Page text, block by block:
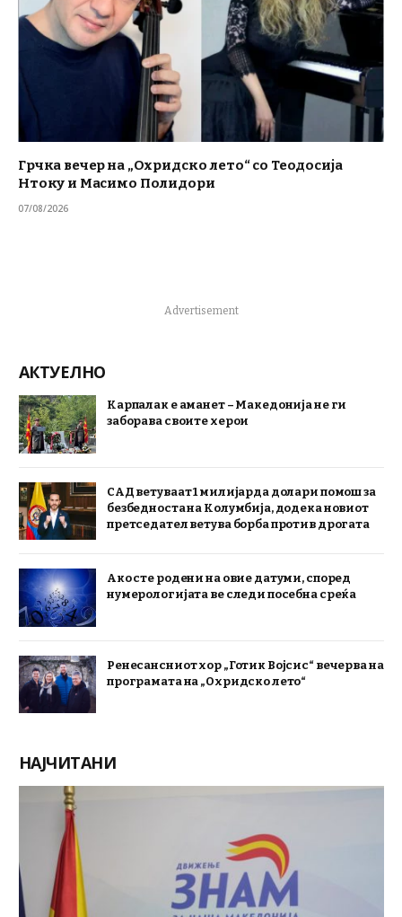
Грчка вечер на „Охридско лето“ со Теодосија
Нтоку и Масимо Полидори
07/08/2026
Advertisement
АКТУЕЛНО
Карпалак е аманет – Македонија не ги
заборава своите херои
САД ветуваат 1 милијарда долари помош за
безбедноста на Колумбија, додека новиот
претседател ветува борба против дрогата
Ако сте родени на овие датуми, според
нумерологијата ве следи посебна среќа
Ренесансниот хор „Готик Војсис“ вечерва на
програмата на „Охридско лето“
НАЈЧИТАНИ